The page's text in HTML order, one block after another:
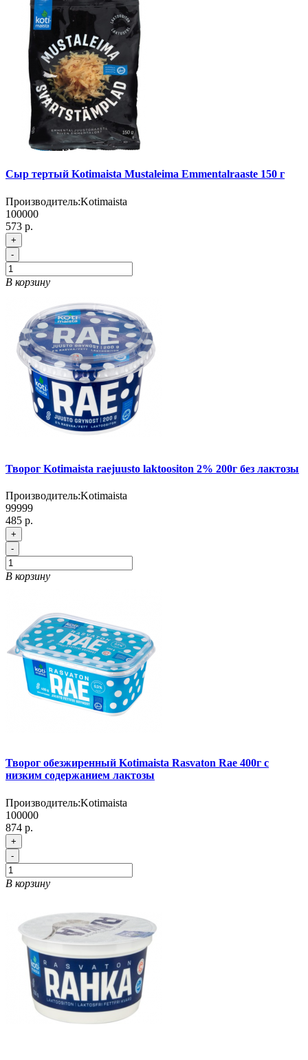
Сыр тертый Kotimaista Mustaleima Emmentalraaste 150 г
Производитель:Kotimaista
100000
573 р.
+
-
В корзину
Творог Kotimaista raejuusto laktoositon 2% 200г без лактозы
Производитель:Kotimaista
99999
485 р.
+
-
В корзину
Творог обезжиренный Kotimaista Rasvaton Rae 400г с
низким содержанием лактозы
Производитель:Kotimaista
100000
874 р.
+
-
В корзину